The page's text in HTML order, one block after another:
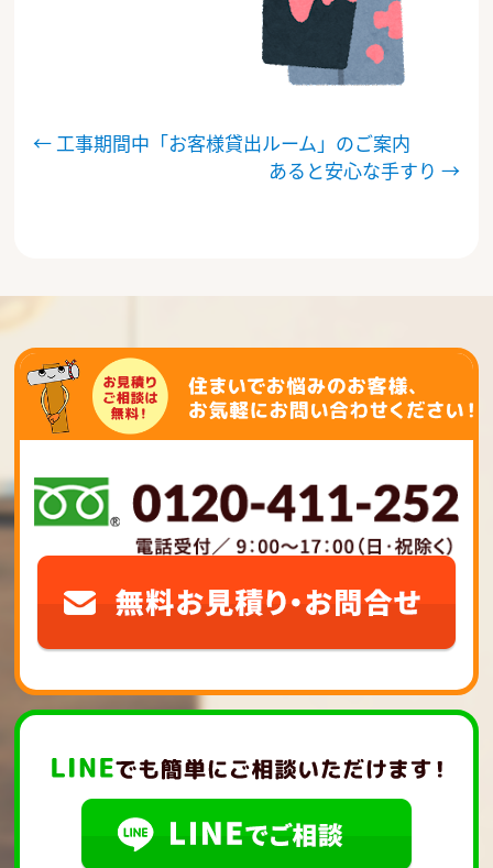
稿
シ
ョ
ン
← 工事期間中「お客様貸出ルーム」のご案内
あると安心な手すり →